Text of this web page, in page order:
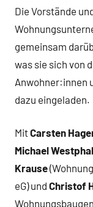
Die Vorstände
gemeinsam
was sie sich von
Anwohner:innen
dazu eingeladen.
MitCarsten
Michael Westphal
Krause
eG) und Christof